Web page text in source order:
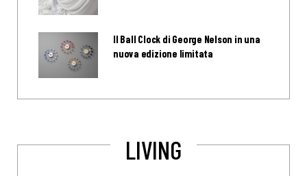
Il Ball Clock di George Nelson in una
nuova edizione limitata
LIVING